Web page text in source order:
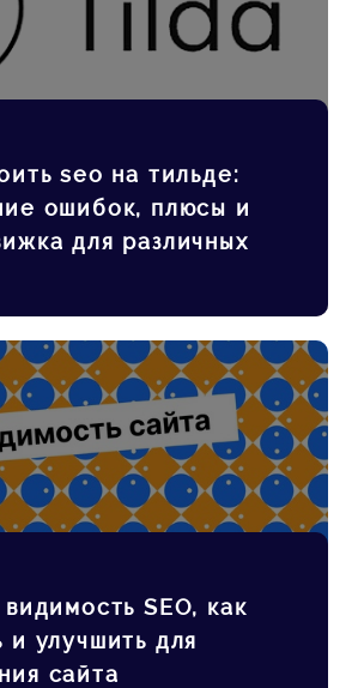
seo на тильде:
ошибок, плюсы и
для различных
SEO, как
и улучшить для
сайта